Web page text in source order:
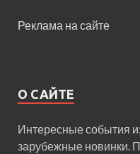
Реклама на сайте
О САЙТЕ
Интересные события
зарубежные новинки.